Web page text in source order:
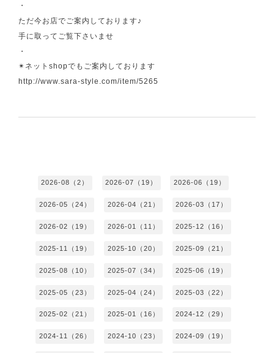
・
ただ今お店でご案内しております♪
手に取ってご覧下さいませ
・
✴︎ネットshopでもご案内しております
http://www.sara-style.com/item/5265
2026-08（2） 2026-07（19） 2026-06（19）
2026-05（24） 2026-04（21） 2026-03（17）
2026-02（19） 2026-01（11） 2025-12（16）
2025-11（19） 2025-10（20） 2025-09（21）
2025-08（10） 2025-07（34） 2025-06（19）
2025-05（23） 2025-04（24） 2025-03（22）
2025-02（21） 2025-01（16） 2024-12（29）
2024-11（26） 2024-10（23） 2024-09（19）